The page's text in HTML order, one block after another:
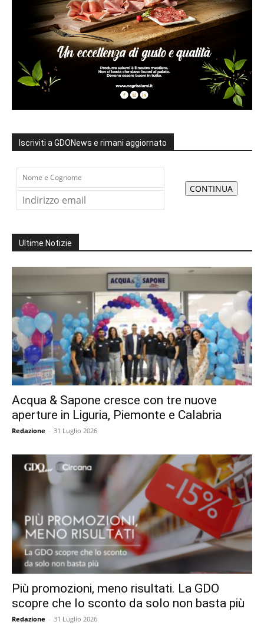
Iscriviti a GDONews e rimani aggiornato
Ultime Notizie
Acqua & Sapone cresce con tre nuove
aperture in Liguria, Piemonte e Calabria
Redazione - 31 Luglio 2026
Più promozioni, meno risultati. La GDO
scopre che lo sconto da solo non basta più
Redazione - 31 Luglio 2026